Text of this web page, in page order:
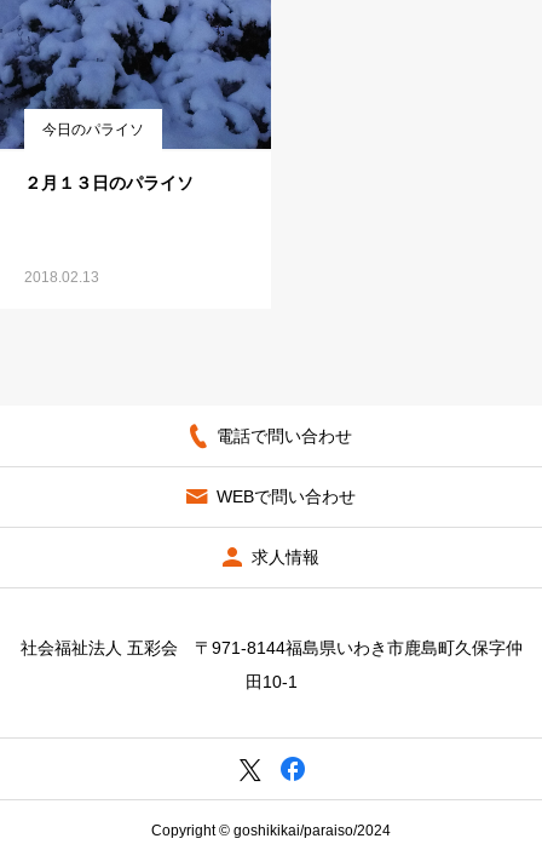
今日のパライソ
２月１３日のパライソ
2018.02.13
電話で問い合わせ
WEBで問い合わせ
求人情報
社会福祉法人 五彩会 〒971-8144福島県いわき市鹿島町久保字仲
田10-1
Copyright © goshikikai/paraiso/2024